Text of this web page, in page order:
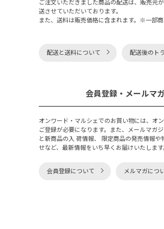
ご注文いただきました商品の配送は、販売元
送させていただいております。
また、送料は販売価格に含まれます。※一部商
配送と送料について 配送後のト
会員登録・メールマ
オンワード・マルシェでのお買い物には、オ
ご登録が必要になります。また、メールマガ
と新商品の入 荷情報、 限定商品の発売情報や
せなど、最新情報をいち早くお届けいたします
会員登録について メルマガにつ